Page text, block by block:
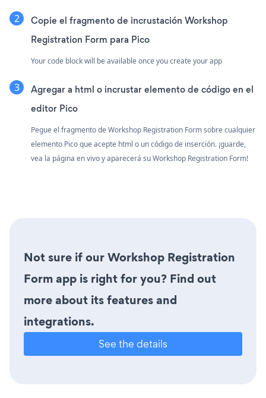
Copie el fragmento de incrustación Workshop
Registration Form para Pico
Your code block will be available once you create your app
Agregar a html o incrustar elemento de código en el
editor Pico
Pegue el fragmento de Workshop Registration Form sobre cualquier
elemento Pico que acepte html o un código de inserción. ¡guarde,
vea la página en vivo y aparecerá su Workshop Registration Form!
Not sure if our Workshop Registration
Form app is right for you? Find out
more about its features and
integrations.
See the details